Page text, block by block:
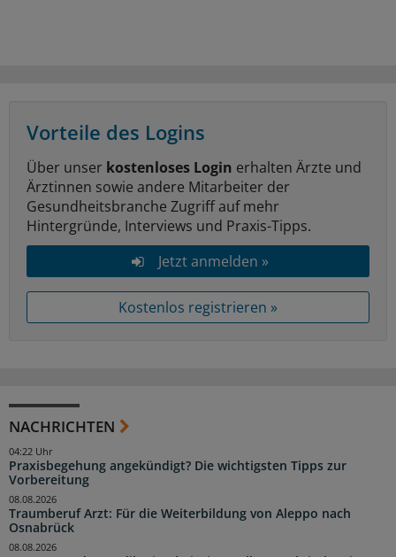
Vorteile des Logins
Über unser kostenloses Login erhalten Ärzte und
Ärztinnen sowie andere Mitarbeiter der
Gesundheitsbranche Zugriff auf mehr
Hintergründe, Interviews und Praxis-Tipps.
Jetzt anmelden »
Kostenlos registrieren »
NACHRICHTEN
Praxisbegehung angekündigt? Die wichtigsten Tipps zur
Vorbereitung
04:22 Uhr
Traumberuf Arzt: Für die Weiterbildung von Aleppo nach
Osnabrück
08.08.2026
08.08.2026